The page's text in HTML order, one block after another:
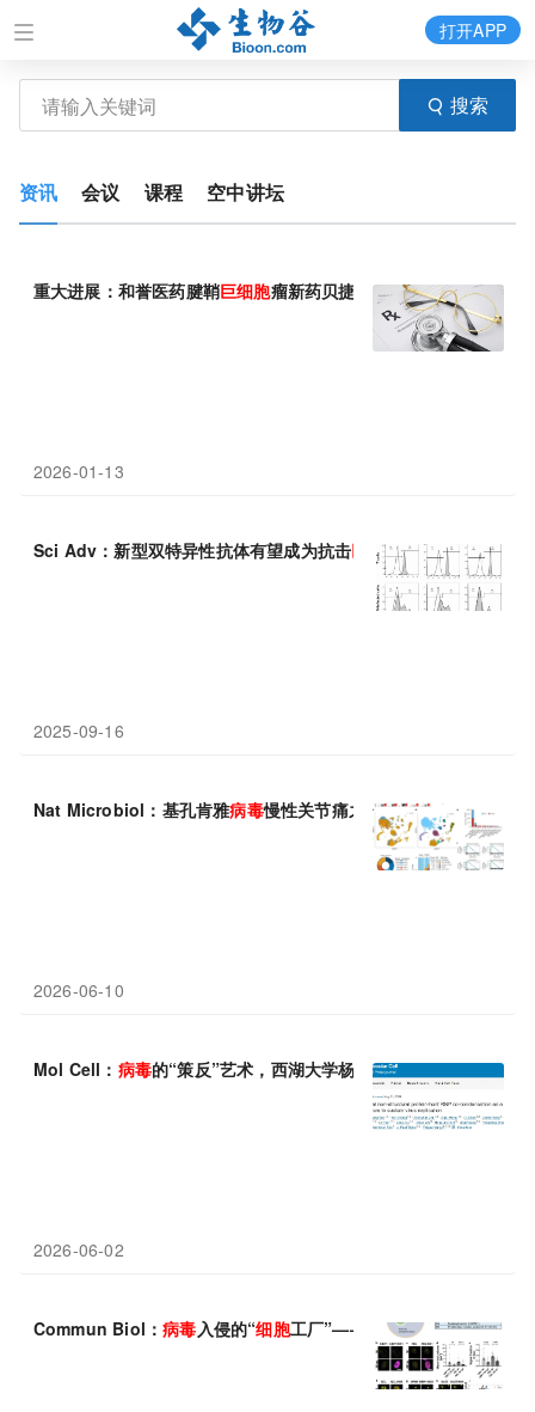
搜索
打开APP
资讯 会议 课程 空中讲坛
重大进展：和誉医药腱鞘巨细胞瘤新药贝捷迈®上市申请获FDA受
2026-01-13
Sci Adv：新型双特异性抗体有望成为抗击巨细胞病毒的“免疫特种
2025-09-16
Nat Microbiol：基孔肯雅病毒慢性关节痛之谜揭晓，巨噬细胞
2026-06-10
Mol Cell： 病毒的“策反”艺术，西湖大学杨培国团队发现甲病毒
2026-06-02
Commun Biol：病毒入侵的“细胞工厂”——科学家揭秘犬细小